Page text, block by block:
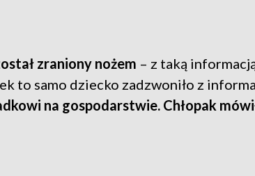
zraniony nożem – z taką
to samo dziecko zadzwoniło z
na gospodarstwie. Chłopak